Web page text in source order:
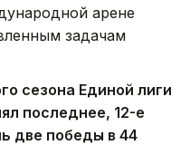
арене
задачам
сезона Единой лиги
последнее, 12-е
две победы в 44